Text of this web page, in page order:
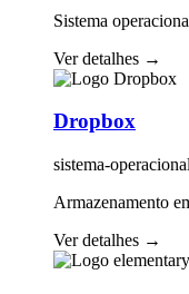
Sistema
Ver detalhes →
Dropbox
sistema-operacional
Armazenamento
Ver detalhes →